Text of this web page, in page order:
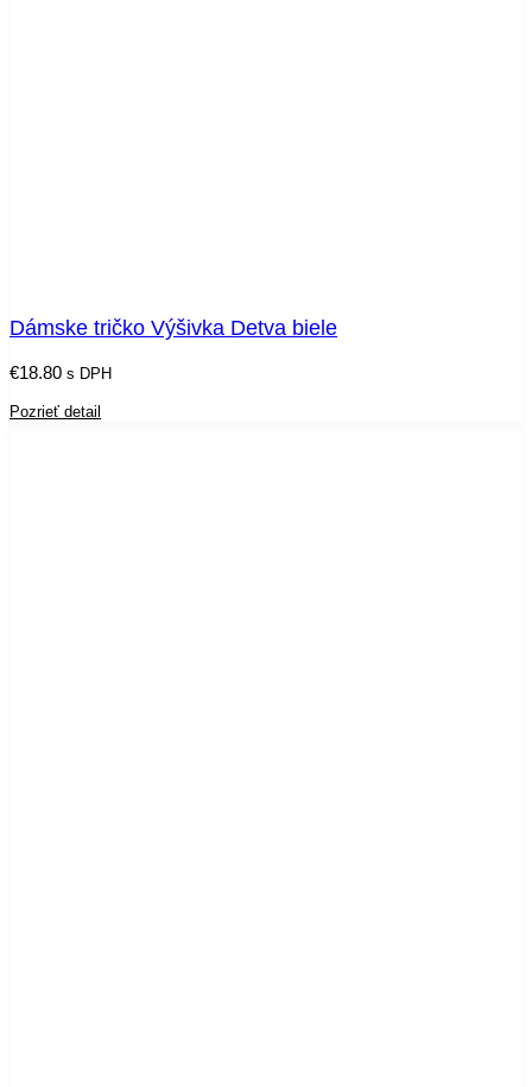
Dámske tričko Výšivka Detva biele
€18.80 s DPH
Pozrieť detail